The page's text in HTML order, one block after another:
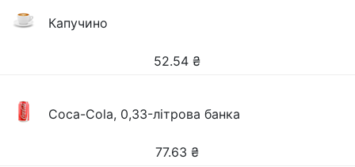
Капучино
52.54 ₴
Coca-Cola, 0,33-літрова банка
77.63 ₴